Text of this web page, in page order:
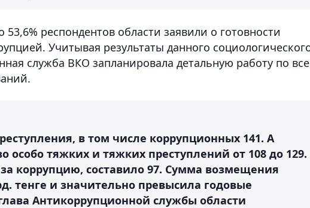
респондентов области заявили о готовности
Учитывая результаты данного
служба ВКО запланировала детальную работу по
в том числе коррупционных 141. А
особо тяжких и тяжких преступлений от 108 до 129.
коррупцию, составило 97. Сумма возмещения
тенге и значительно превысила годовые
Антикоррупционной службы области